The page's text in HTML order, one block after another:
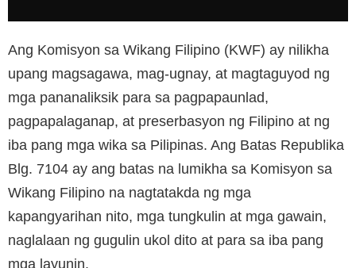
Ang Komisyon sa Wikang Filipino (KWF) ay nilikha
upang magsagawa, mag-ugnay, at magtaguyod ng
mga pananaliksik para sa pagpapaunlad,
pagpapalaganap, at preserbasyon ng Filipino at ng
iba pang mga wika sa Pilipinas. Ang Batas Republika
Blg. 7104 ay ang batas na lumikha sa Komisyon sa
Wikang Filipino na nagtatakda ng mga
kapangyarihan nito, mga tungkulin at mga gawain,
naglalaan ng gugulin ukol dito at para sa iba pang
mga layunin.